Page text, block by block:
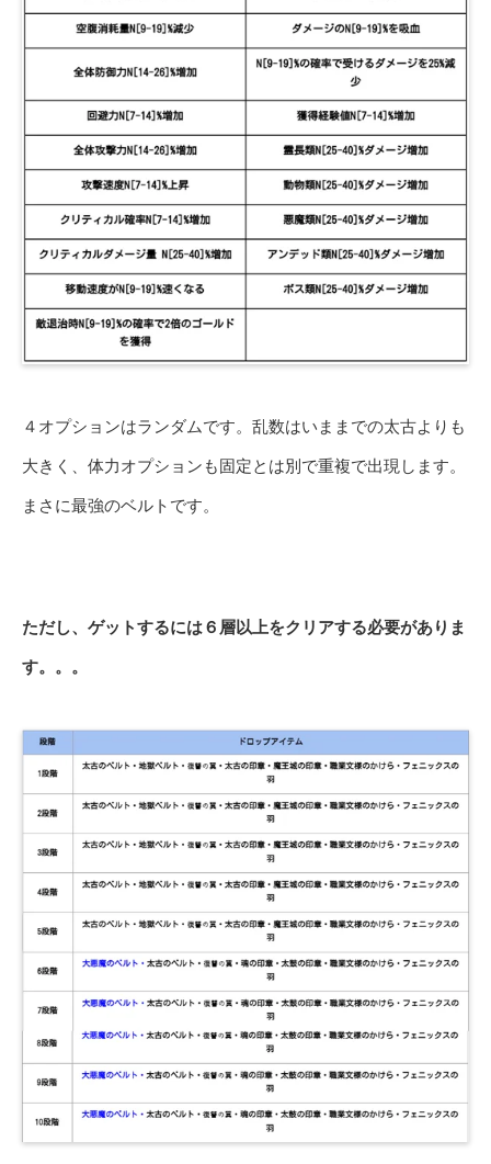
４オプションはランダムです。乱数はいままでの太古よりも
大きく、体力オプションも固定とは別で重複で出現します。
まさに最強のベルトです。
ただし、ゲットするには６層以上をクリアする必要がありま
す。。。